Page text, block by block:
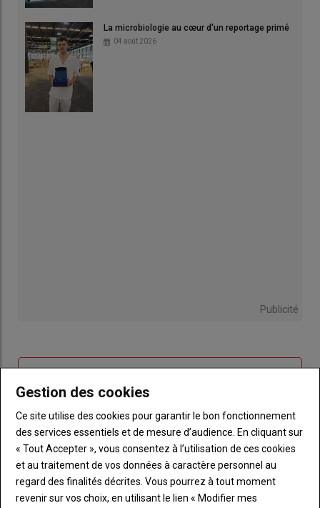
La microbiologie au cœur d'un reportage primé
04 août 2026
Publicité
titre
TITRE IDENTIFIEZ-VOUS
Body
Connectez-vous à votre compte pour profiter
de votre abonnement
Lien
"Créer
Créer un nouveau compte
Lien
Réinitialiser votre mot de passe
Gestion des cookies
Ce site utilise des cookies pour garantir le bon fonctionnement
des services essentiels et de mesure d’audience. En cliquant sur
« Tout Accepter », vous consentez à l’utilisation de ces cookies
et au traitement de vos données à caractère personnel au
regard des finalités décrites. Vous pourrez à tout moment
revenir sur vos choix, en utilisant le lien « Modifier mes